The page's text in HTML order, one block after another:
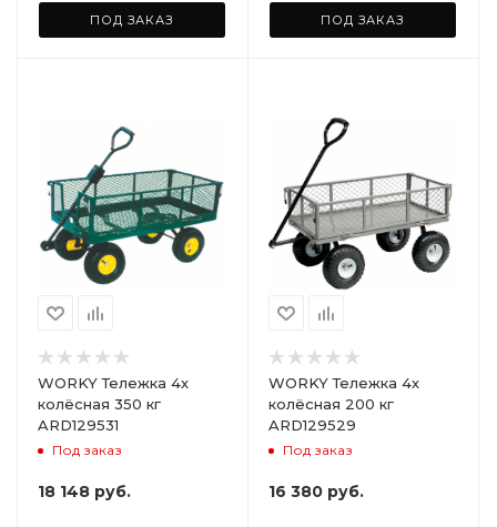
ПОД ЗАКАЗ ПОД ЗАКАЗ
WORKY Тележка 4х
колёсная 350 кг
ARD129531
Под заказ
18 148 руб.
WORKY Тележка 4х
колёсная 200 кг
ARD129529
Под заказ
16 380 руб.